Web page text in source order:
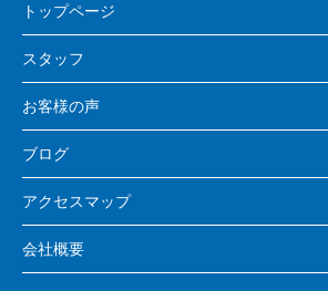
トップページ
スタッフ
お客様の声
ブログ
アクセスマップ
会社概要